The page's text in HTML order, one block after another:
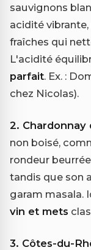
sauvignons
acidité
fraîches qui
L'acidité
parfait. Ex. :
chez Nicolas).
2. Chardonnay
non boisé,
rondeur
tandis que son
garam masala.
vin et mets
3. Côtes-du-